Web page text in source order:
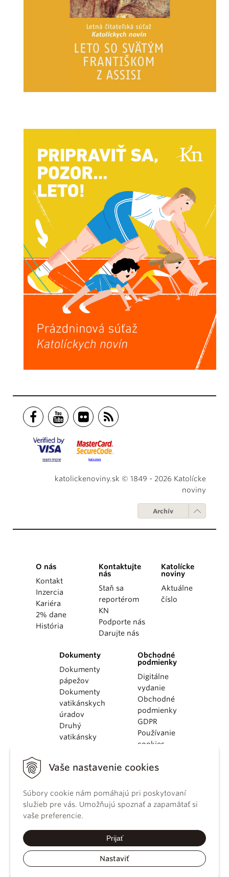
Vaše nastavenie cookies
Súbory cookie nám pomáhajú pri poskytovaní
služieb pre vás. Umožňujú spoznať a zapamätať si
vaše preferencie.
Prijať
Nastaviť
katolickenoviny.sk © 1849 - 2026 Katolícke
noviny
Archív
O nás
Kontakt
Inzercia
Kariéra
2% dane
História
Kontaktujte
nás
Staň sa
reportérom
KN
Podporte nás
Darujte nás
Katolícke
noviny
Aktuálne
číslo
Dokumenty
Dokumenty
pápežov
Dokumenty
vatikánskych
úradov
Druhý
vatikánsky
KBS
kánonického
práva
Katechizmus
Obchodné
podmienky
Digitálne
vydanie
Obchodné
podmienky
GDPR
Používanie
cookies